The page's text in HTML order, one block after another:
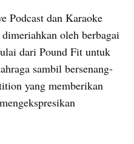
Podcast dan Karaoke
oleh berbagai
dari Pound Fit untuk
sambil bersenang-
yang memberikan